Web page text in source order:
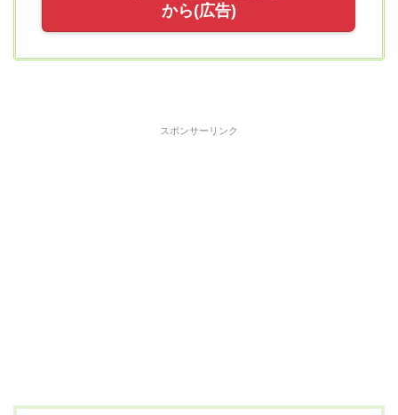
から(広告)
スポンサーリンク